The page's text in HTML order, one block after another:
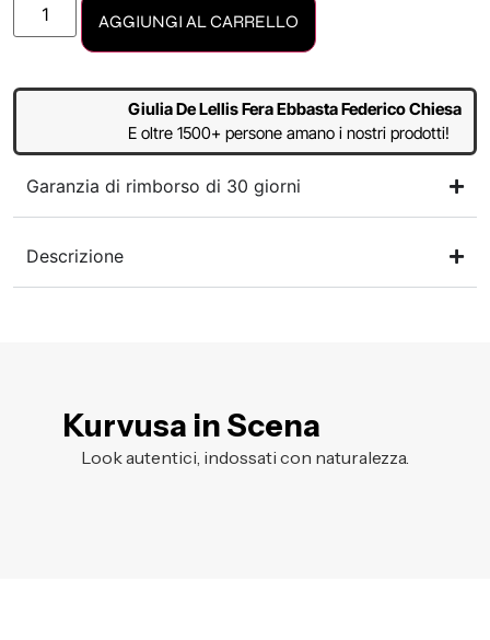
AGGIUNGI AL CARRELLO
Giulia De Lellis Fera Ebbasta Federico Chiesa
E oltre 1500+ persone amano i nostri prodotti!
Garanzia di rimborso di 30 giorni
Descrizione
Kurvusa in Scena
Look autentici, indossati con naturalezza.